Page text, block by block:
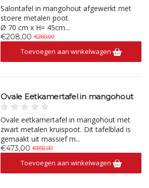
Salontafel in mangohout afgewerkt met
stoere metalen poot.
Ø 70 cm x H= 45cm...
€208,00 €260,00
Toevoegen aan winkelwagen
Ovale Eetkamertafel in mangohout
Ovale eetkamertafel in mangohout met
zwart metalen kruispoot. Dit tafelblad is
gemaakt uit massief m...
€473,00 €592,00
Toevoegen aan winkelwagen